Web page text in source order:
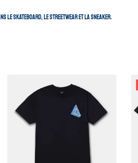
le skateboard, le Streetwear et la sneaker.